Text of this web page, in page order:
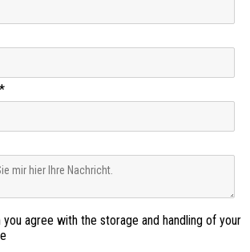
*
you agree with the storage and handling of your